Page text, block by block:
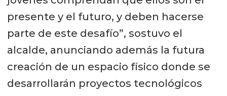
presente y el futuro, y deben hacerse
parte de este desafío”, sostuvo el
alcalde, anunciando además la futura
creación de un espacio físico donde se
desarrollarán proyectos tecnológicos